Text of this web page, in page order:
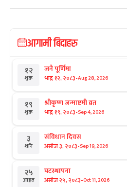
आगामी बिदाहरु
१२
शुक्र
जनै पूर्णिमा
भाद्र १२, २०८३-Aug 28, 2026
१९
शुक्र
श्रीकृष्ण जन्माष्टमी व्रत
भाद्र १९, २०८३-Sep 4, 2026
३
शनि
संविधान दिवस
असोज ३, २०८३-Sep 19, 2026
२५
आइत
घटस्थापना
असोज २५, २०८३-Oct 11, 2026